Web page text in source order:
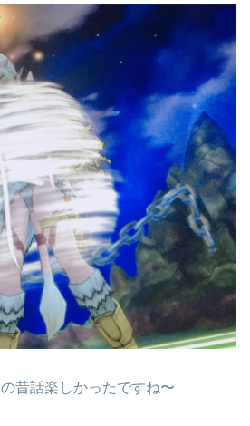
昔話楽しかったですね〜